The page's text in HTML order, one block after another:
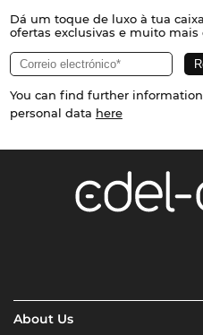
Dá um toque de luxo à tua
ofertas exclusivas e muito mais
You can find further
personal data here
About Us